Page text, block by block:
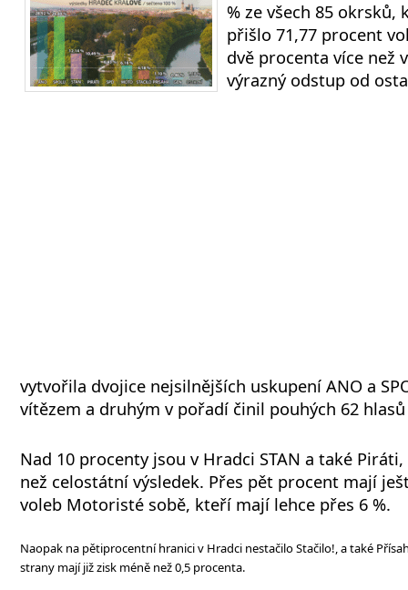
% ze všech 85 okrsků,
přišlo 71,77 procent
dvě procenta více než
výrazný odstup od
vytvořila dvojice nejsilnějších uskupení ANO a
vítězem a druhým v pořadí činil pouhých 62
Nad 10 procenty jsou v Hradci STAN a také
než celostátní výsledek. Přes pět procent mají
voleb Motoristé sobě, kteří mají lehce přes 6 %.
Naopak na pětiprocentní hranici v Hradci nestačilo Stačilo!, a také
strany mají již zisk méně než 0,5 procenta.